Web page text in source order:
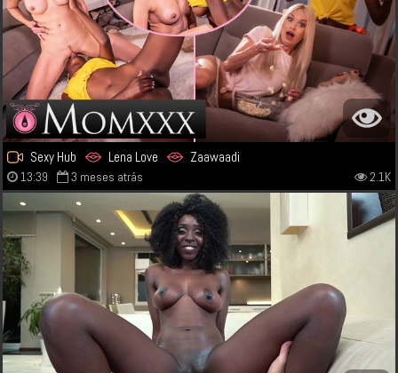
Sexy Hub Lena Love Zaawaadi
13:39 3 meses atrás 2.1K